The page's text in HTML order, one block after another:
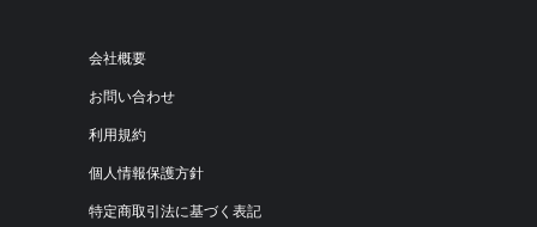
会社概要
お問い合わせ
利用規約
個人情報保護方針
特定商取引法に基づく表記